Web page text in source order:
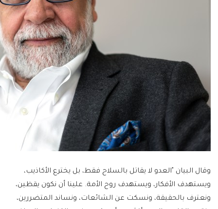
وقال البيان "العدو لا يقاتل بالسلاح فقط، بل يخترع الأكاذيب،
ويستهدف الأفكار، ويستهدف روح الأمة. علينا أن نكون يقظين،
ونعترف بالحقيقة، ونسكت عن الشائعات، ونساند المتضررين،